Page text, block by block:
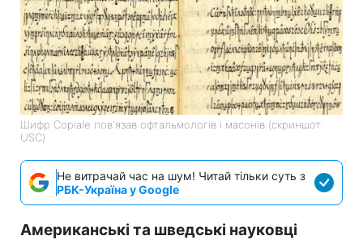
Шифр Copiale пов'язав офтальмологів і масонів (скриншот:
USC)
Не витрачай час на шум! Читай тільки суть з
РБК-Україна у Google
Американські та шведські науковці